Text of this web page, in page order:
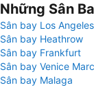
Những Sân
Sân bay Los Angeles
Sân bay Heathrow
Sân bay Frankfurt
Sân bay Venice
Sân bay Malaga